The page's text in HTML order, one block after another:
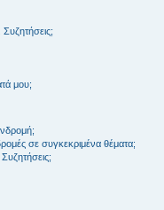
μου;
σε συγκεκριμένα θέματα;